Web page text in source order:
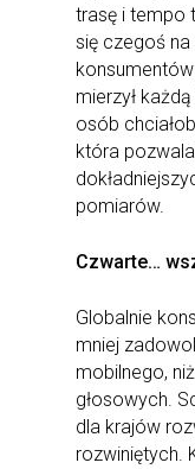
trasę i tempo
się czegoś
mierzył
osób
która
pomiarów.
Czwarte…
Globalnie
mniej
mobilnego,
głosowych.
dla krajów
rozwiniętych.